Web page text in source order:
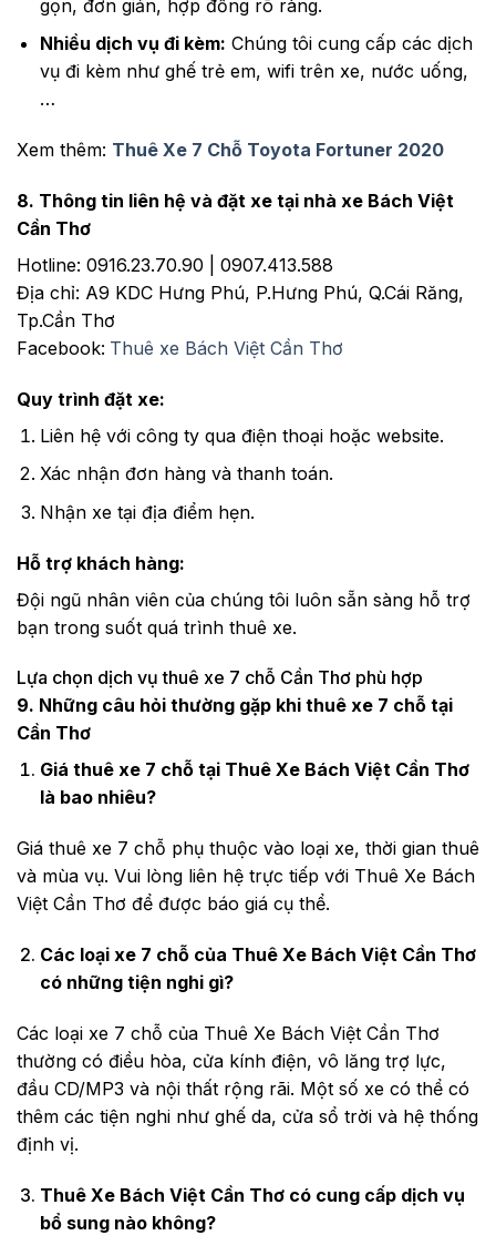
gọn, đơn giản, hợp đồng rõ ràng.
Nhiều dịch vụ đi kèm: Chúng tôi cung cấp các dịch
vụ đi kèm như ghế trẻ em, wifi trên xe, nước uống,
…
Xem thêm: Thuê Xe 7 Chỗ Toyota Fortuner 2020
8. Thông tin liên hệ và đặt xe tại nhà xe Bách Việt
Cần Thơ
Hotline: 0916.23.70.90 | 0907.413.588
Địa chỉ: A9 KDC Hưng Phú, P.Hưng Phú, Q.Cái Răng,
Tp.Cần Thơ
Facebook: Thuê xe Bách Việt Cần Thơ
Quy trình đặt xe:
Liên hệ với công ty qua điện thoại hoặc website.
Xác nhận đơn hàng và thanh toán.
Nhận xe tại địa điểm hẹn.
Hỗ trợ khách hàng:
Đội ngũ nhân viên của chúng tôi luôn sẵn sàng hỗ trợ
bạn trong suốt quá trình thuê xe.
Lựa chọn dịch vụ thuê xe 7 chỗ Cần Thơ phù hợp
9. Những câu hỏi thường gặp khi thuê xe 7 chỗ tại
Cần Thơ
Giá thuê xe 7 chỗ tại Thuê Xe Bách Việt Cần Thơ
là bao nhiêu?
Giá thuê xe 7 chỗ phụ thuộc vào loại xe, thời gian thuê
và mùa vụ. Vui lòng liên hệ trực tiếp với Thuê Xe Bách
Việt Cần Thơ để được báo giá cụ thể.
Các loại xe 7 chỗ của Thuê Xe Bách Việt Cần Thơ
có những tiện nghi gì?
Các loại xe 7 chỗ của Thuê Xe Bách Việt Cần Thơ
thường có điều hòa, cửa kính điện, vô lăng trợ lực,
đầu CD/MP3 và nội thất rộng rãi. Một số xe có thể có
thêm các tiện nghi như ghế da, cửa sổ trời và hệ thống
định vị.
Thuê Xe Bách Việt Cần Thơ có cung cấp dịch vụ
bổ sung nào không?